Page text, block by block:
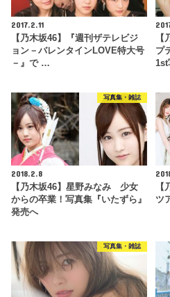
2017.2.11
【乃木坂46】『週刊ザテレビジ
ョン－バレンタインLOVE特大号
－』で …
プ
写真集・雑誌
2018.2.8
【乃木坂46】星野みなみ 少女
からの卒業！写真集『いたずら』
発売へ
ツ
写真集・雑誌